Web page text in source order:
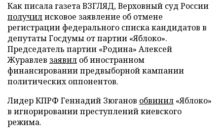
Как писала газета ВЗГЛЯД, Верховный суд России
получилисковое заявление об отмене
регистрации федерального списка кандидатов в
депутаты Госдумы от партии «Яблоко».
Председатель партии «Родина» Алексей
Журавлев заявил об иностранном
финансировании предвыборной кампании
политических оппонентов.
Лидер КПРФ Геннадий Зюганов обвинил «Яблоко»
в игнорировании преступлений киевского
режима.